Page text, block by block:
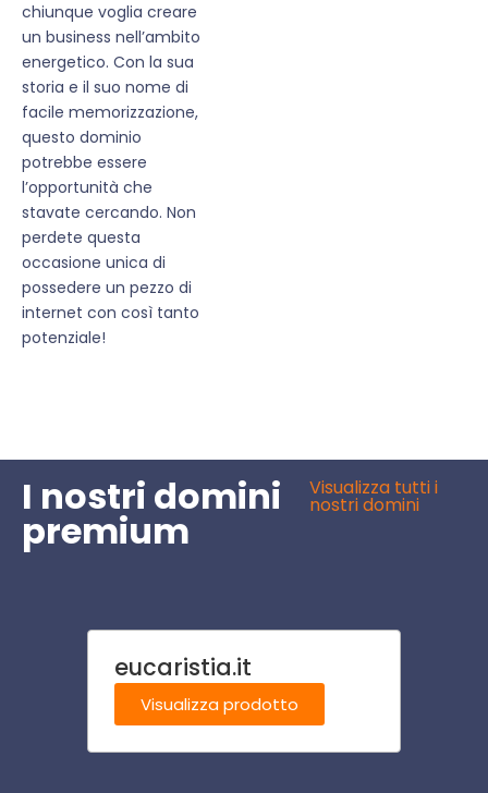
chiunque voglia creare
un business nell’ambito
energetico. Con la sua
storia e il suo nome di
facile memorizzazione,
questo dominio
potrebbe essere
l’opportunità che
stavate cercando. Non
perdete questa
occasione unica di
possedere un pezzo di
internet con così tanto
potenziale!
I nostri domini
premium
Visualizza tutti i
nostri domini
eucaristia.it
Visualizza prodotto